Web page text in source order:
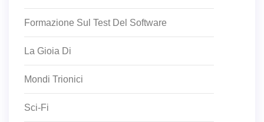
Formazione Sul Test Del Software
La Gioia Di
Mondi Trionici
Sci-Fi